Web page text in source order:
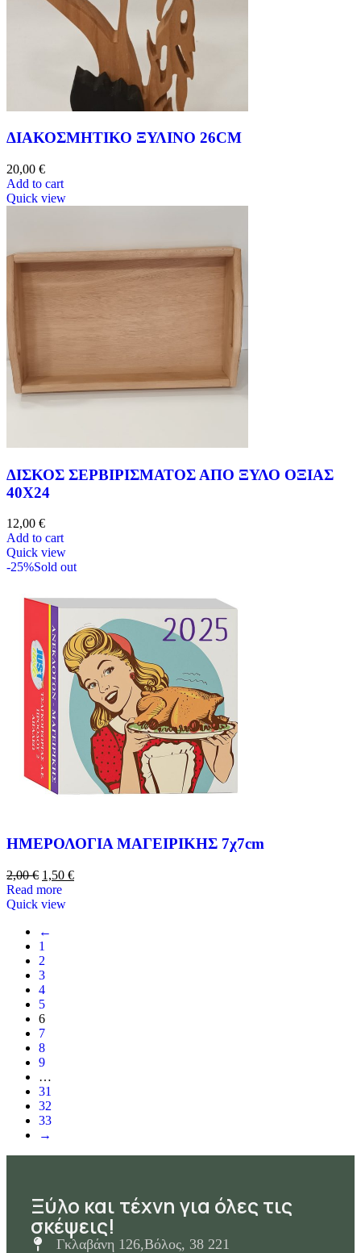
ΔΙΑΚΟΣΜΗΤΙΚΟ ΞΥΛΙΝΟ 26CM
20,00 €
Add to cart
Quick view
ΔΙΣΚΟΣ ΣΕΡΒΙΡΙΣΜΑΤΟΣ ΑΠΟ ΞΥΛΟ ΟΞΙΑΣ
40Χ24
12,00 €
Add to cart
Quick view
-25%Sold out
ΗΜΕΡΟΛΟΓΙΑ ΜΑΓΕΙΡΙΚΗΣ 7χ7cm
2,00€ 1,50 €
Read more
Quick view
←
1
2
3
4
5
6
7
8
9
…
31
32
33
→
Ξύλο και τέχνη για όλες τις
σκέψεις!
Γκλαβάνη 126,Βόλος, 38 221